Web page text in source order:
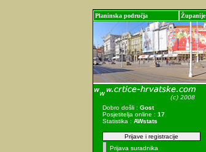
Planinska područja Županije
Dobro došli : Gost
Posjetitelja online : 17
Statistika : AWstats
Prijave i registracije
Prijava suradnika